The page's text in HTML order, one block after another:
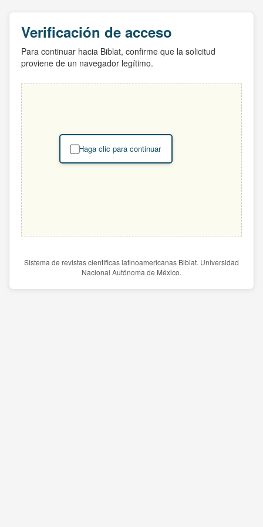
Verificación de acceso
Para continuar hacia Biblat, confirme que la solicitud
proviene de un navegador legítimo.
Haga clic para continuar
Sistema de revistas científicas latinoamericanas Biblat. Universidad
Nacional Autónoma de México.